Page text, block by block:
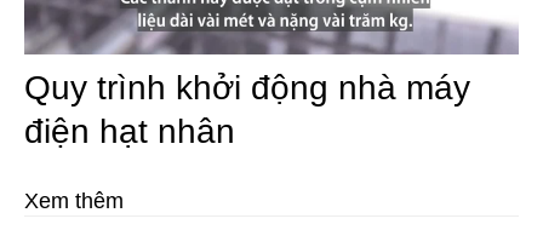
Quy trình khởi động nhà máy
điện hạt nhân
Xem thêm